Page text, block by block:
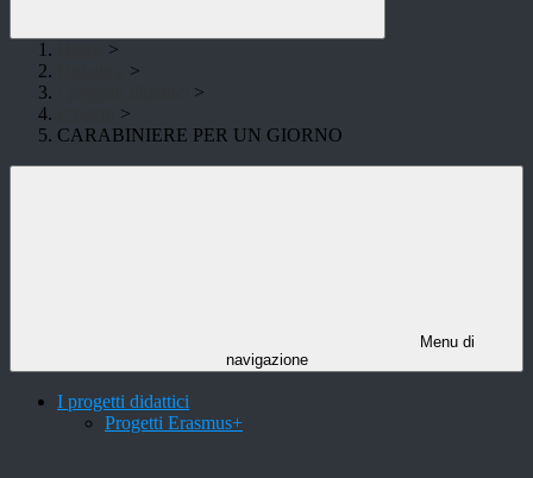
>
>
>
>
CARABINIERE PER UN GIORNO
Menu di
navigazione
I progetti didattici
Progetti Erasmus+